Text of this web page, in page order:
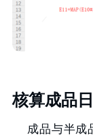
核算成品
成品与半成